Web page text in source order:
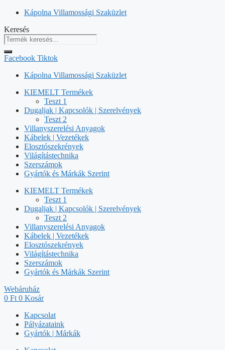
Kilépés
tartalomba
Kápolna Villamossági Szaküzlet
Keresés
Facebook Tiktok
Kápolna Villamossági Szaküzlet
KIEMELT Termékek
Teszt 1
Dugaljak | Kapcsolók | Szerelvények
Teszt 2
Villanyszerelési Anyagok
Kábelek | Vezetékek
Elosztószekrények
Világítástechnika
Szerszámok
Gyártók és Márkák Szerint
KIEMELT Termékek
Teszt 1
Dugaljak | Kapcsolók | Szerelvények
Teszt 2
Villanyszerelési Anyagok
Kábelek | Vezetékek
Elosztószekrények
Világítástechnika
Szerszámok
Gyártók és Márkák Szerint
Webáruház
0 Ft 0 Kosár
Kapcsolat
Pályázataink
Gyártók | Márkák